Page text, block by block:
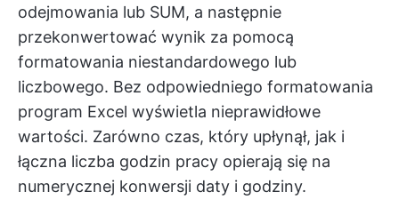
odejmowania lub SUM, a następnie
przekonwertować wynik za pomocą
formatowania niestandardowego lub
liczbowego. Bez odpowiedniego formatowania
program Excel wyświetla nieprawidłowe
wartości. Zarówno czas, który upłynął, jak i
łączna liczba godzin pracy opierają się na
numerycznej konwersji daty i godziny.